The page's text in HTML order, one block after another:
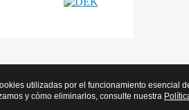
Frío de Euskadi
utilizadas por el funcionamiento
y cómo eliminarlos, consulte nuestra